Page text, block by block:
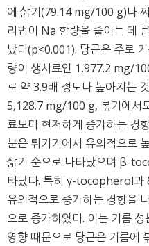
에 삶기(79.14 mg/100 g)나
리법이 Na 함량을 줄이는 데
났다(p<0.001). 당근은 주로
량이 생시료인 1,977.2 mg/
로 약 3.9배 정도나 높아지는
5,128.7 mg/100 g, 볶기에서
료보다 현저하게 증가하는
분은 튀기기에서 유의적으로
삶기 순으로 나타났으며 β-
타났다. 특히 γ-tocopherol
유의적으로 증가하는 경향을
으로 증가하였다. 이는 기름
영향 때문으로 당근은 기름에